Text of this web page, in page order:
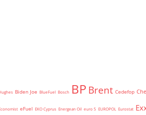
Biden Joe BlueFuel Bosch BPBrent Cedefop
eFuel EKO Cyprus Energean Oil euro 5 EUROPOL Eurostat